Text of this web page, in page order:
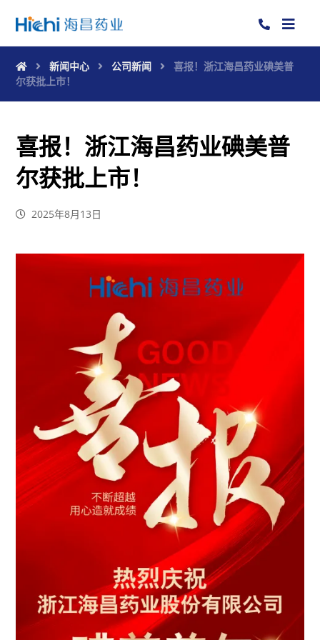
新闻中心 公司新闻
喜报！浙江海昌药业碘美普
尔获批上市！
喜报！浙江海昌药业碘美普
尔获批上市！
2025年8月13日